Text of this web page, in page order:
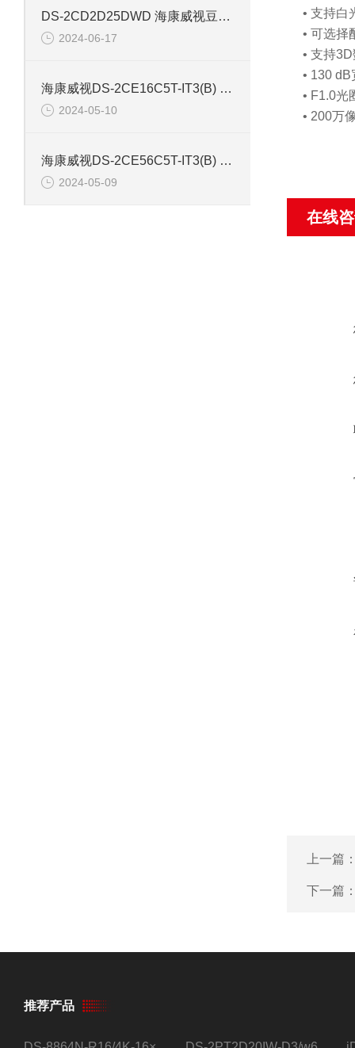
DS-2CD2D25DWD 海康威视豆干型小孔摄像机
2024-06-17
海康威视DS-2CE16C5T-IT3(B) 130万红外防水同轴摄像机
2024-05-10
海康威视DS-2CE56C5T-IT3(B) 130万像素红外半球摄像机
2024-05-09
• 支持白
• 可选择
• 支持
• 130
• F1.0光
• 200万
在线
上一篇
下一篇
推荐产品